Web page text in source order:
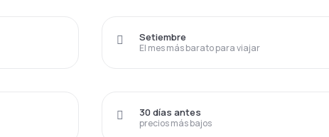
El mes más barato para viajar
Setiembre
precios más bajos
30 días antes